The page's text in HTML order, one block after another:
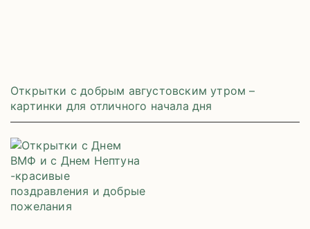
Открытки с добрым августовским утром –
картинки для отличного начала дня